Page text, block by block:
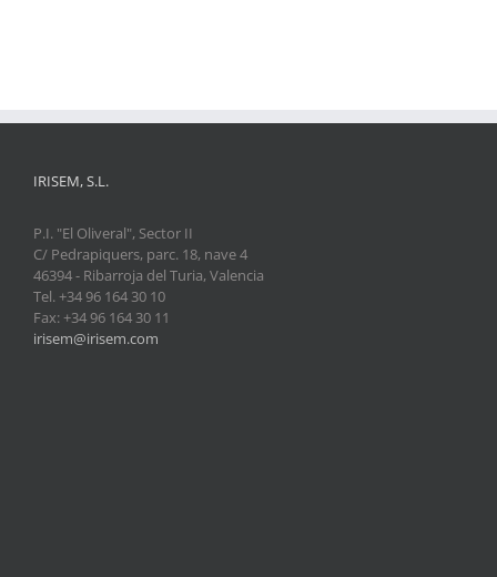
IRISEM, S.L.
P.I. "El Oliveral", Sector II
C/ Pedrapiquers, parc. 18, nave 4
46394 - Ribarroja del Turia, Valencia
Tel. +34 96 164 30 10
Fax: +34 96 164 30 11
irisem@irisem.com